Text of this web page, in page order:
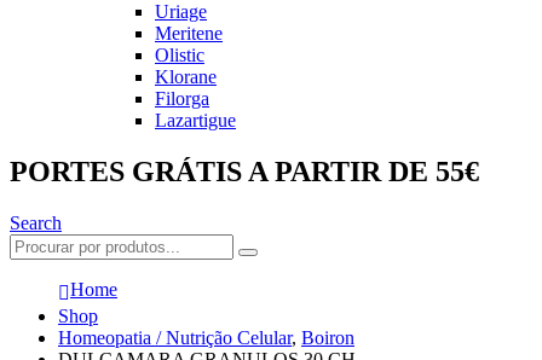
Uriage
Meritene
Olistic
Klorane
Filorga
Lazartigue
PORTES GRÁTIS A PARTIR DE 55€
Search
Home
Shop
Homeopatia / Nutrição Celular, Boiron